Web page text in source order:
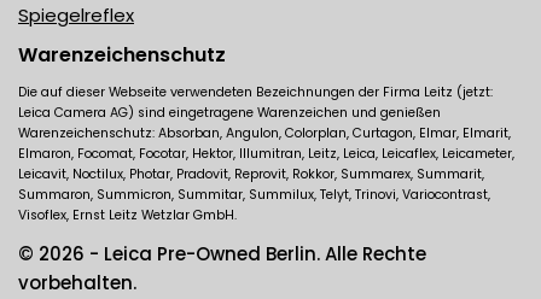
Spiegelreflex
Warenzeichenschutz
Die auf dieser Webseite verwendeten Bezeichnungen der Firma Leitz (jetzt:
Leica Camera AG) sind eingetragene Warenzeichen und genießen
Warenzeichenschutz: Absorban, Angulon, Colorplan, Curtagon, Elmar, Elmarit,
Elmaron, Focomat, Focotar, Hektor, Illumitran, Leitz, Leica, Leicaflex, Leicameter,
Leicavit, Noctilux, Photar, Pradovit, Reprovit, Rokkor, Summarex, Summarit,
Summaron, Summicron, Summitar, Summilux, Telyt, Trinovi, Variocontrast,
Visoflex, Ernst Leitz Wetzlar GmbH.
© 2026 - Leica Pre-Owned Berlin. Alle Rechte
vorbehalten.